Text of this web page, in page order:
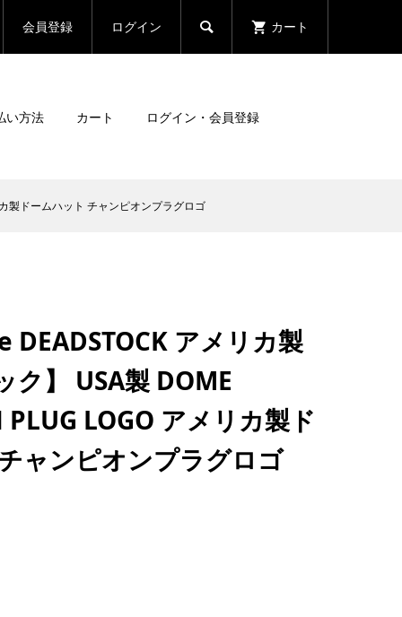
会員登録 ログイン  カート
い方法 カート ログイン・会員登録
製ドームハット チャンピオンプラグロゴ
DEADSTOCK アメリカ製
ク】 USA製 DOME
LOGO アメリカ製ド
ャンピオンプラグロゴ